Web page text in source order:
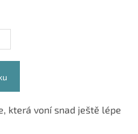
která voní snad ještě lépe